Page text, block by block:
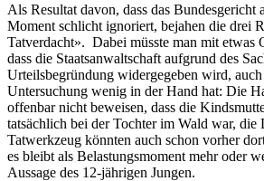
Als Resultat davon, dass das Bundesgericht
Moment schlicht ignoriert, bejahen die drei
Tatverdacht». Dabei müsste man mit etwas
dass die Staatsanwaltschaft aufgrund des
Urteilsbegründung widergegeben wird,
Untersuchung wenig in der Hand hat: Die
offenbar nicht beweisen, dass die
tatsächlich bei der Tochter im Wald war,
Tatwerkzeug könnten auch schon vorher
es bleibt als Belastungsmoment mehr oder
Aussage des 12-jährigen Jungen.